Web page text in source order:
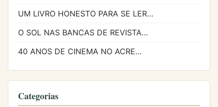
UM LIVRO HONESTO PARA SE LER…
O SOL NAS BANCAS DE REVISTA…
40 ANOS DE CINEMA NO ACRE…
Categorias